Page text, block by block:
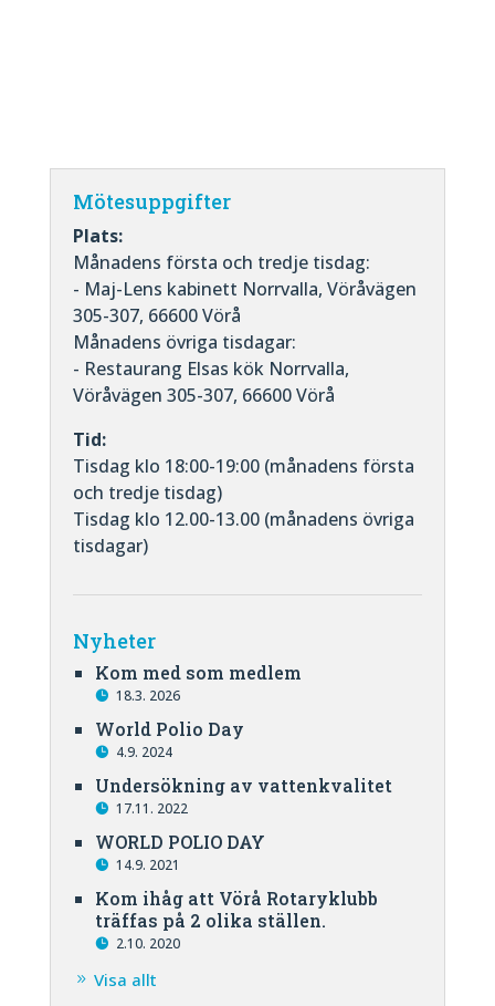
Mötesuppgifter
Plats:
Månadens första och tredje tisdag:
- Maj-Lens kabinett Norrvalla, Vöråvägen
305-307, 66600 Vörå
Månadens övriga tisdagar:
- Restaurang Elsas kök Norrvalla,
Vöråvägen 305-307, 66600 Vörå
Tid:
Tisdag klo 18:00-19:00 (månadens första
och tredje tisdag)
Tisdag klo 12.00-13.00 (månadens övriga
tisdagar)
Nyheter
Kom med som medlem
18.3. 2026
World Polio Day
4.9. 2024
Undersökning av vattenkvalitet
17.11. 2022
WORLD POLIO DAY
14.9. 2021
Kom ihåg att Vörå Rotaryklubb
träffas på 2 olika ställen.
2.10. 2020
Visa allt